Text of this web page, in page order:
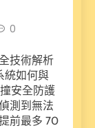
0
技術解析
統如何與
安全防護
測到無法
前最多 70